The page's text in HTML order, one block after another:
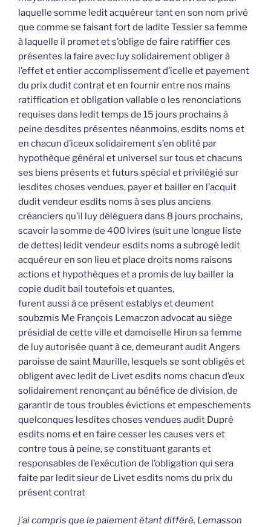
laquelle somme ledit acquéreur tant en son nom privé
que comme se faisant fort de ladite Tessier sa femme
à laquelle il promet et s’oblige de faire ratiffier ces
présentes la faire avec luy solidairement obliger à
l’effet et entier accomplissement d’icelle et payement
du prix dudit contrat et en fournir entre nos mains
ratiffication et obligation vallable o les renonciations
requises dans ledit temps de 15 jours prochains à
peine desdites présentes néanmoins, esdits noms et
en chacun d’iceux solidairement s’en oblité par
hypothèque général et universel sur tous et chacuns
ses biens présents et futurs spécial et privilégié sur
lesdites choses vendues, payer et bailler en l’acquit
dudit vendeur esdits noms à ses plus anciens
créanciers qu’il luy déléguera dans 8 jours prochains,
scavoir la somme de 400 lvires (suit une longue liste
de dettes) ledit vendeur esdits noms a subrogé ledit
acquéreur en son lieu et place droits noms raisons
actions et hypothèques et a promis de luy bailler la
copie dudit bail toutefois et quantes,
furent aussi à ce présent establys et deument
soubzmis Me François Lemaczon advocat au siège
présidial de cette ville et damoiselle Hiron sa femme
de luy autorisée quant à ce, demeurant audit Angers
paroisse de saint Maurille, lesquels se sont obligés et
obligent avec ledit de Livet esdits noms chacun d’eux
solidairement renonçant au bénéfice de division, de
garantir de tous troubles évictions et empeschements
quelconques lesdites choses vendues audit Dupré
esdits noms et en faire cesser les causes vers et
contre tous à peine, se constituant garants et
responsables de l’exécution de l’obligation qui sera
faite par ledit sieur de Livet esdits noms du prix du
présent contrat
j’ai compris que le paiement étant différé, Lemasson